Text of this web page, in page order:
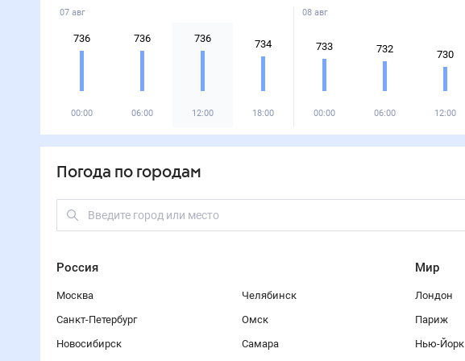
07 авг
736
00:00
736
06:00
736
12:00
734
18:00
08 авг
733
00:00
732
06:00
730
12:00
Погода по городам
Россия
Москва
Санкт-Петербург
Новосибирск
Челябинск
Омск
Самара
Мир
Лондон
Париж
Нью-Йорк